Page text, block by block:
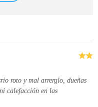
tenemos sobre usted,
roto y mal arrerglo, dueñas
calefacción en las